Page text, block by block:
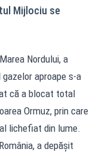
Mijlociu se
Nordului, a
aproape s-a
că a blocat total
Ormuz, prin care
lichefiat din lume.
a depăşit